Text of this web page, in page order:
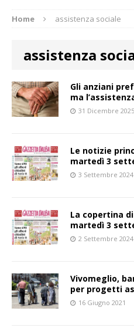
Home assistenza sociale
assistenza
Gli anziani
ma
31 Dicembre 2025
Le notizie
martedì 3
3 Settembre 2024
La copertina
martedì 3
2 Settembre 2024
Vivomeglio,
per progetti
16 Giugno 2021